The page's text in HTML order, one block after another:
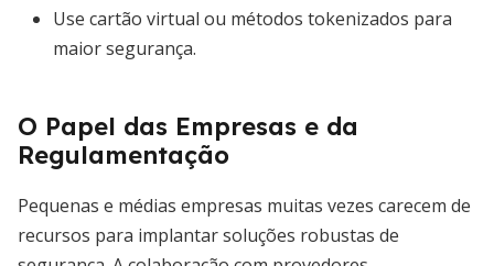
Use cartão virtual ou métodos tokenizados para
maior segurança.
O Papel das Empresas e da
Regulamentação
Pequenas e médias empresas muitas vezes carecem de
recursos para implantar soluções robustas de